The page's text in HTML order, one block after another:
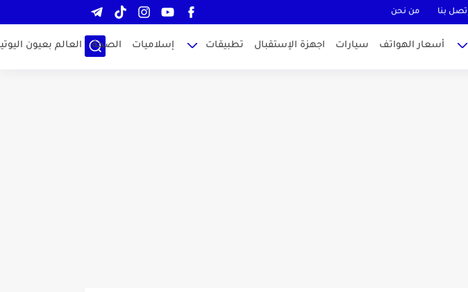
بنا من نحن
أسعار الهواتف سيارات اجهزة الإستقبال تطبيقات إسلاميات الصحة العالم بعيون